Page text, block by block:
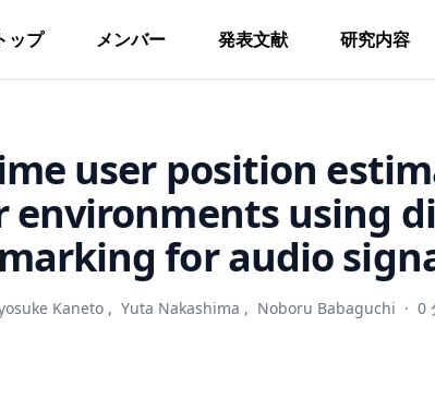
ップ メンバー 発表文献 研究内容
user position
environments using
for audio
Kaneto , Yuta Nakashima , Noboru Babaguchi · 0